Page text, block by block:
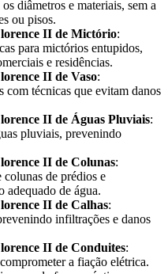
diâmetros e materiais, sem a
ou pisos.
II de Mictório:
para mictórios entupidos,
e residências.
II de Vaso:
com técnicas que evitam danos
II de Águas Pluviais:
pluviais, prevenindo
II de Colunas:
colunas de prédios e
adequado de água.
II de Calhas:
infiltrações e danos
II de Conduites:
a fiação elétrica.